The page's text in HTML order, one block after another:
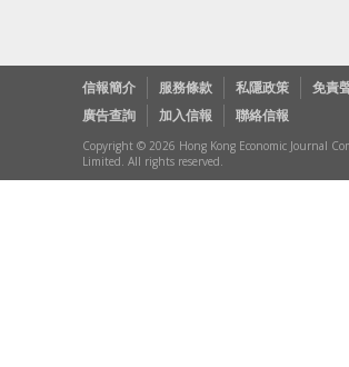
信報簡介 服務條款 私隱政策
免責
廣告查詢
加入信報 聯絡信報
Copyright © 2026 Hong Kong Economic Journal
Limited. All rights reserved.